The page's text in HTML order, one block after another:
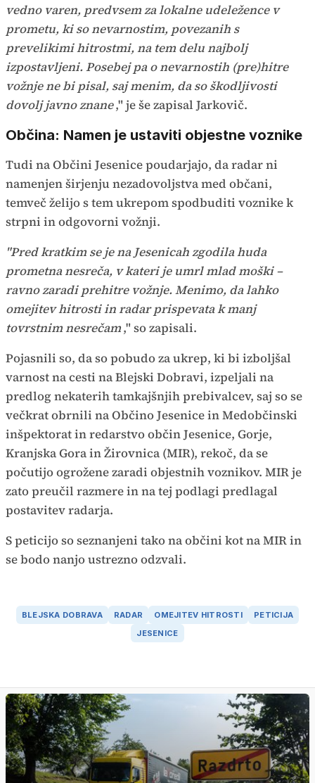
vedno varen, predvsem za lokalne udeležence v
prometu, ki so nevarnostim, povezanih s
prevelikimi hitrostmi, na tem delu najbolj
izpostavljeni. Posebej pa o nevarnostih (pre)hitre
vožnje ne bi pisal, saj menim, da so škodljivosti
dovolj javno znane," je še zapisal Jarkovič.
Občina: Namen je ustaviti objestne voznike
Tudi na Občini Jesenice poudarjajo, da radar ni
namenjen širjenju nezadovoljstva med občani,
temveč želijo s tem ukrepom spodbuditi voznike k
strpni in odgovorni vožnji.
"Pred kratkim se je na Jesenicah zgodila huda
prometna nesreča, v kateri je umrl mlad moški –
ravno zaradi prehitre vožnje. Menimo, da lahko
omejitev hitrosti in radar prispevata k manj
tovrstnim nesrečam," so zapisali.
Pojasnili so, da so pobudo za ukrep, ki bi izboljšal
varnost na cesti na Blejski Dobravi, izpeljali na
predlog nekaterih tamkajšnjih prebivalcev, saj so se
večkrat obrnili na Občino Jesenice in Medobčinski
inšpektorat in redarstvo občin Jesenice, Gorje,
Kranjska Gora in Žirovnica (MIR), rekoč, da se
počutijo ogrožene zaradi objestnih voznikov. MIR je
zato preučil razmere in na tej podlagi predlagal
postavitev radarja.
S peticijo so seznanjeni tako na občini kot na MIR in
se bodo nanjo ustrezno odzvali.
BLEJSKA DOBRAVA RADAR OMEJITEV HITROSTI
PETICIJA
JESENICE